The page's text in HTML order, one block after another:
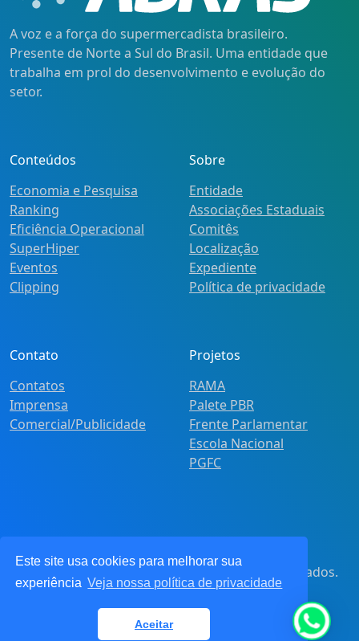
Este site usa cookies para melhorar sua
experiência Veja nossa política de privacidade
Aceitar
A voz e a força do supermercadista brasileiro.
Presente de Norte a Sul do Brasil. Uma entidade que
trabalha em prol do desenvolvimento e evolução do
setor.
Conteúdos
Economia e Pesquisa
Ranking
Eficiência Operacional
SuperHiper
Eventos
Clipping
Sobre
Entidade
Associações Estaduais
Comitês
Localização
Expediente
Política de privacidade
Contato
Contatos
Imprensa
Comercial/Publicidade
Projetos
RAMA
Palete PBR
Frente Parlamentar
Escola Nacional
PGFC
Pot&Pracy
. Todos os direitos reservados.
CNPJ: 62.360.268.0001/91